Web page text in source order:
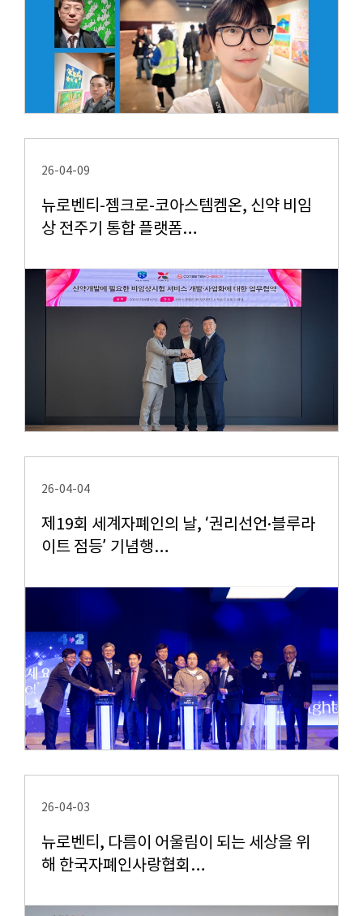
26-04-09
뉴로벤티-젬크로-코아스템켐온, 신약 비임
상 전주기 통합 플랫폼…
26-04-04
제19회 세계자폐인의 날, ‘권리선언·블루라
이트 점등’ 기념행…
26-04-03
뉴로벤티, 다름이 어울림이 되는 세상을 위
해 한국자폐인사랑협회…